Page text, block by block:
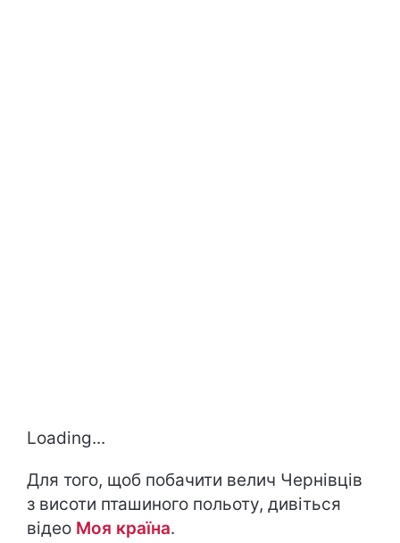
Loading...
Для того, щоб побачити велич Чернівців
з висоти пташиного польоту, дивіться
відео Моя країна.